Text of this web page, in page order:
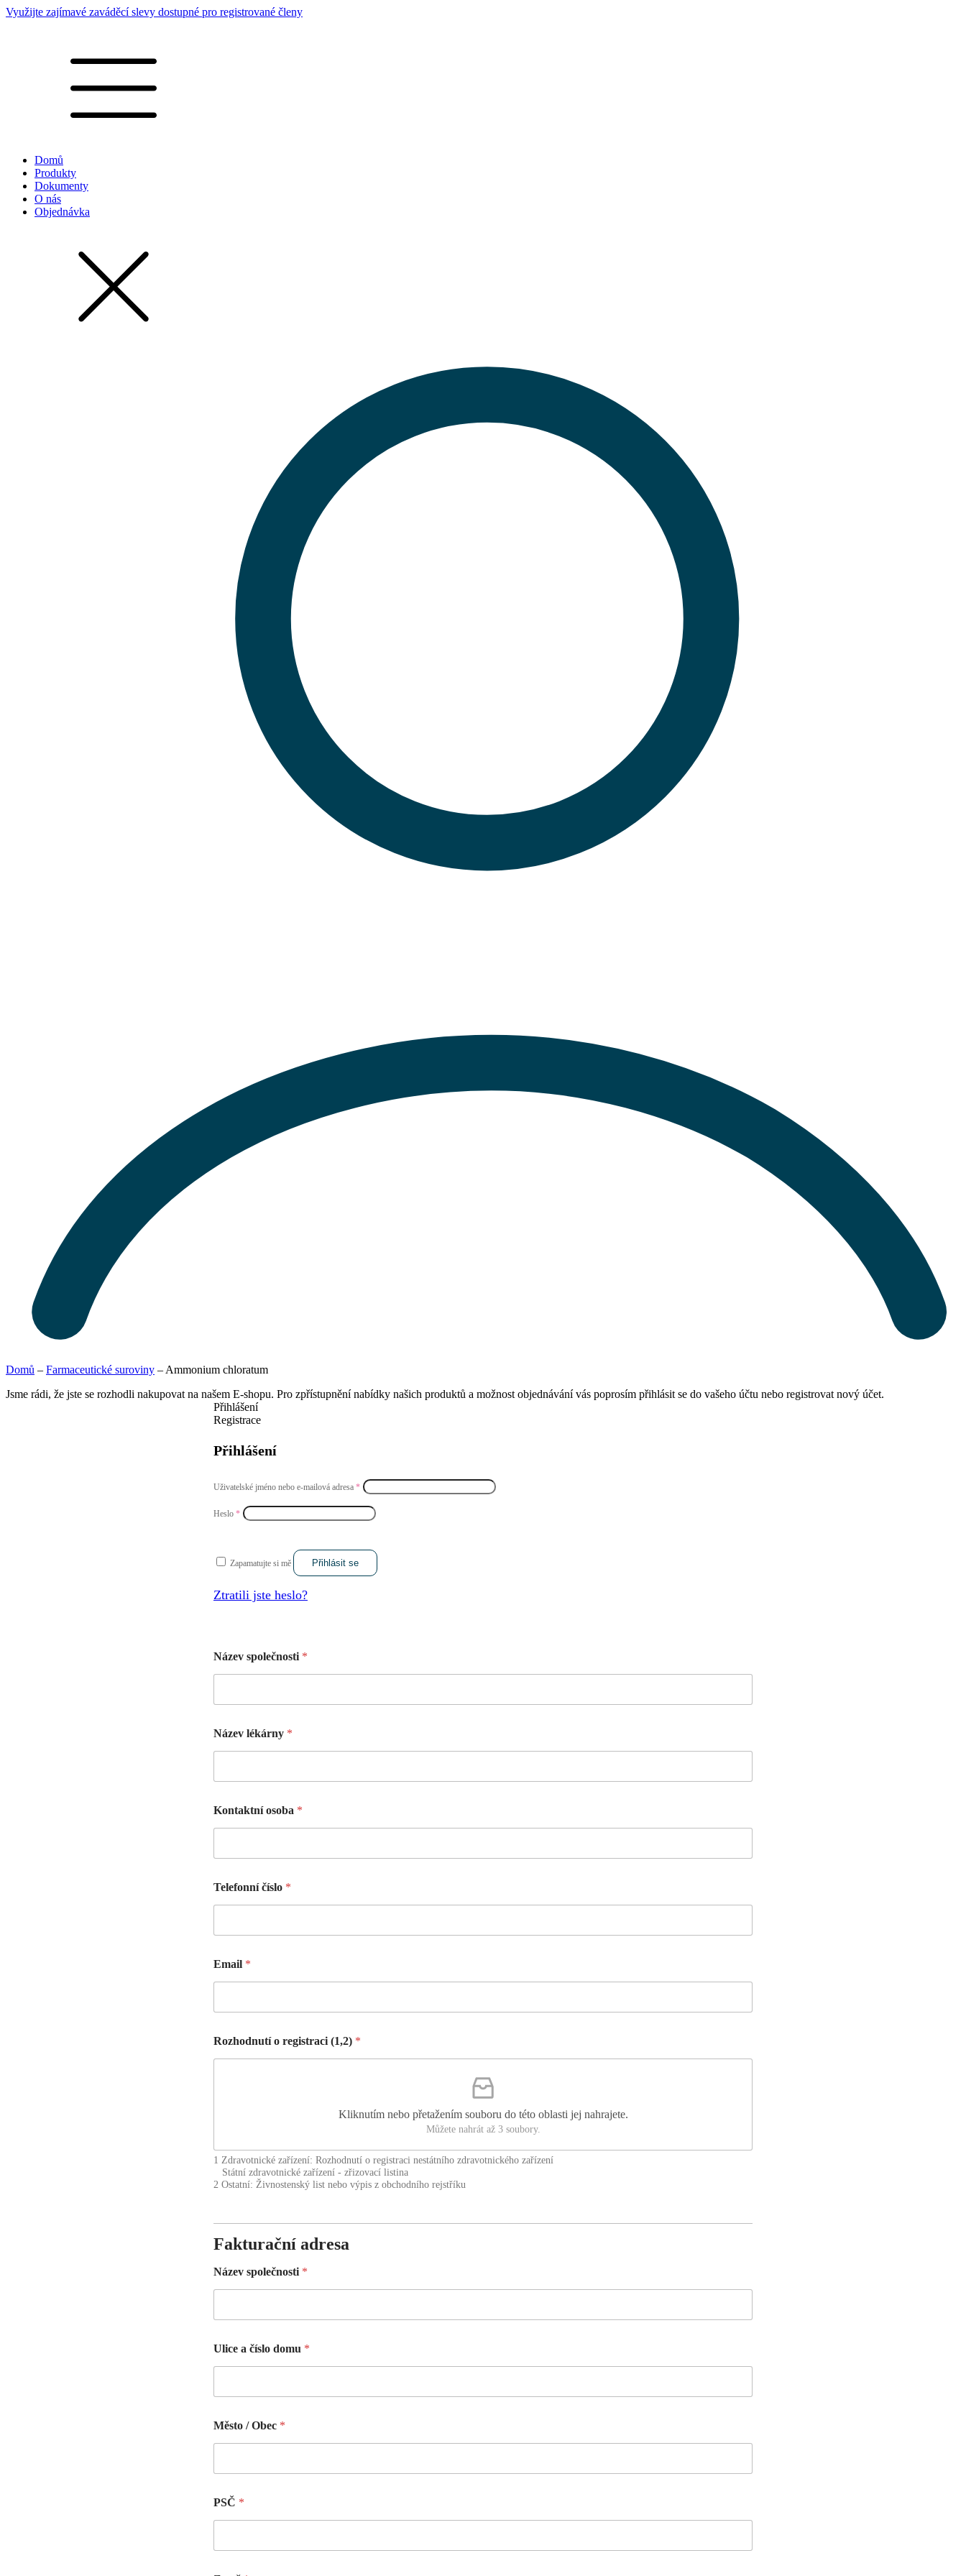
Využijte zajímavé zaváděcí slevy dostupné pro registrované členy
Domů
Produkty
Dokumenty
O nás
Objednávka
Domů – Farmaceutické suroviny – Ammonium chloratum
Jsme rádi, že jste se rozhodli nakupovat na našem E-shopu. Pro zpřístupnění nabídky našich produktů a možnost objednávání vás poprosím přihlásit se do vašeho účtu nebo registrovat nový účet.
Přihlášení
Registrace
Přihlášení
Uživatelské jméno nebo e-mailová adresa *
Heslo *
Zapamatujte si mě Přihlásit se
Ztratili jste heslo?
Název společnosti *
Název lékárny *
Kontaktní osoba *
Telefonní číslo *
Email *
Rozhodnutí o registraci (1,2) *
Kliknutím nebo přetažením souboru do této oblasti jej nahrajete.
Můžete nahrát až 3 soubory.
1 Zdravotnické zařízení: Rozhodnutí o registraci nestátního zdravotnického zařízení
Státní zdravotnické zařízení - zřizovací listina
2 Ostatní: Živnostenský list nebo výpis z obchodního rejstříku
Fakturační adresa
Název společnosti *
Ulice a číslo domu *
Město / Obec *
PSČ *